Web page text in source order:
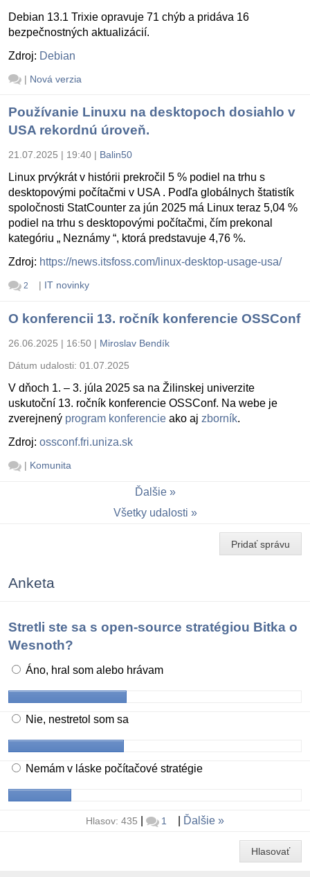
Debian 13.1 Trixie opravuje 71 chýb a pridáva 16
bezpečnostných aktualizácií.
Zdroj: Debian
| Nová verzia
Používanie Linuxu na desktopoch dosiahlo v
USA rekordnú úroveň.
21.07.2025 | 19:40 | Balin50
Linux prvýkrát v histórii prekročil 5 % podiel na trhu s
desktopovými počítačmi v USA . Podľa globálnych štatistík
spoločnosti StatCounter za jún 2025 má Linux teraz 5,04 %
podiel na trhu s desktopovými počítačmi, čím prekonal
kategóriu „ Neznámy “, ktorá predstavuje 4,76 %.
Zdroj: https://news.itsfoss.com/linux-desktop-usage-usa/
2 | IT novinky
O konferencii 13. ročník konferencie OSSConf
26.06.2025 | 16:50 | Miroslav Bendík
Dátum udalosti: 01.07.2025
V dňoch 1. – 3. júla 2025 sa na Žilinskej univerzite
uskutoční 13. ročník konferencie OSSConf. Na webe je
zverejnený program konferencie ako aj zborník.
Zdroj: ossconf.fri.uniza.sk
| Komunita
Ďalšie
Všetky udalosti
Pridať správu
Anketa
Stretli ste sa s open-source stratégiou Bitka o
Wesnoth?
Áno, hral som alebo hrávam
Nie, nestretol som sa
Nemám v láske počítačové stratégie
Hlasov: 435 1 Ďalšie
Hlasovať